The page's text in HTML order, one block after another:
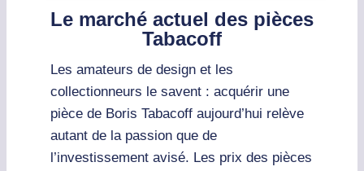
Le marché actuel des pièces
Tabacoff
Les amateurs de design et les
collectionneurs le savent : acquérir une
pièce de Boris Tabacoff aujourd’hui relève
autant de la passion que de
l’investissement avisé. Les prix des pièces